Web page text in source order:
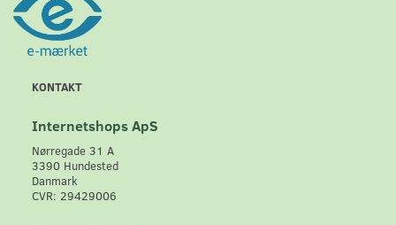
KONTAKT
Internetshops ApS
Nørregade 31 A
3390 Hundested
Danmark
CVR: 29429006